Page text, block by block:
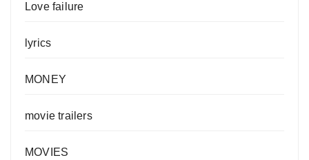
Love failure
lyrics
MONEY
movie trailers
MOVIES